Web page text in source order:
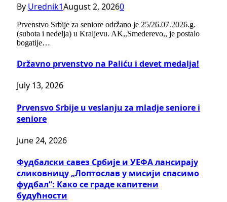
By Urednik1August 2, 20260
Prvenstvo Srbije za seniore održano je 25/26.07.2026.g.
(subota i nedelja) u Kraljevu. AK,,Smederevo,, je postalo
bogatije…
Državno prvenstvo na Paliću i devet medalja!
July 13, 2026
Prvensvo Srbije u veslanju za mladje seniore i
seniore
June 24, 2026
Фудбалски савез Србије и УЕФА лансирају
сликовницу „Лоптослав у мисији спасимо
фудбал“: Како се граде капитени
будућности